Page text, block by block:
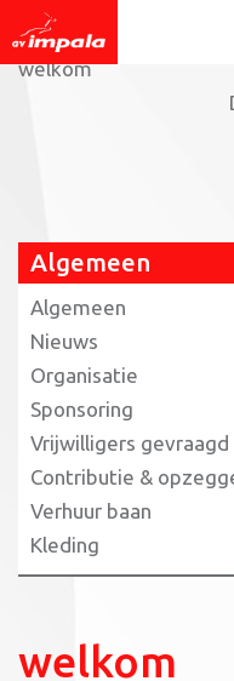
Home»Welkom bij de
welkom
Algemeen
Algemeen
Nieuws
Organisatie
Sponsoring
Vrijwilligers gevraagd
Contributie &
Verhuur baan
Kleding
welkom